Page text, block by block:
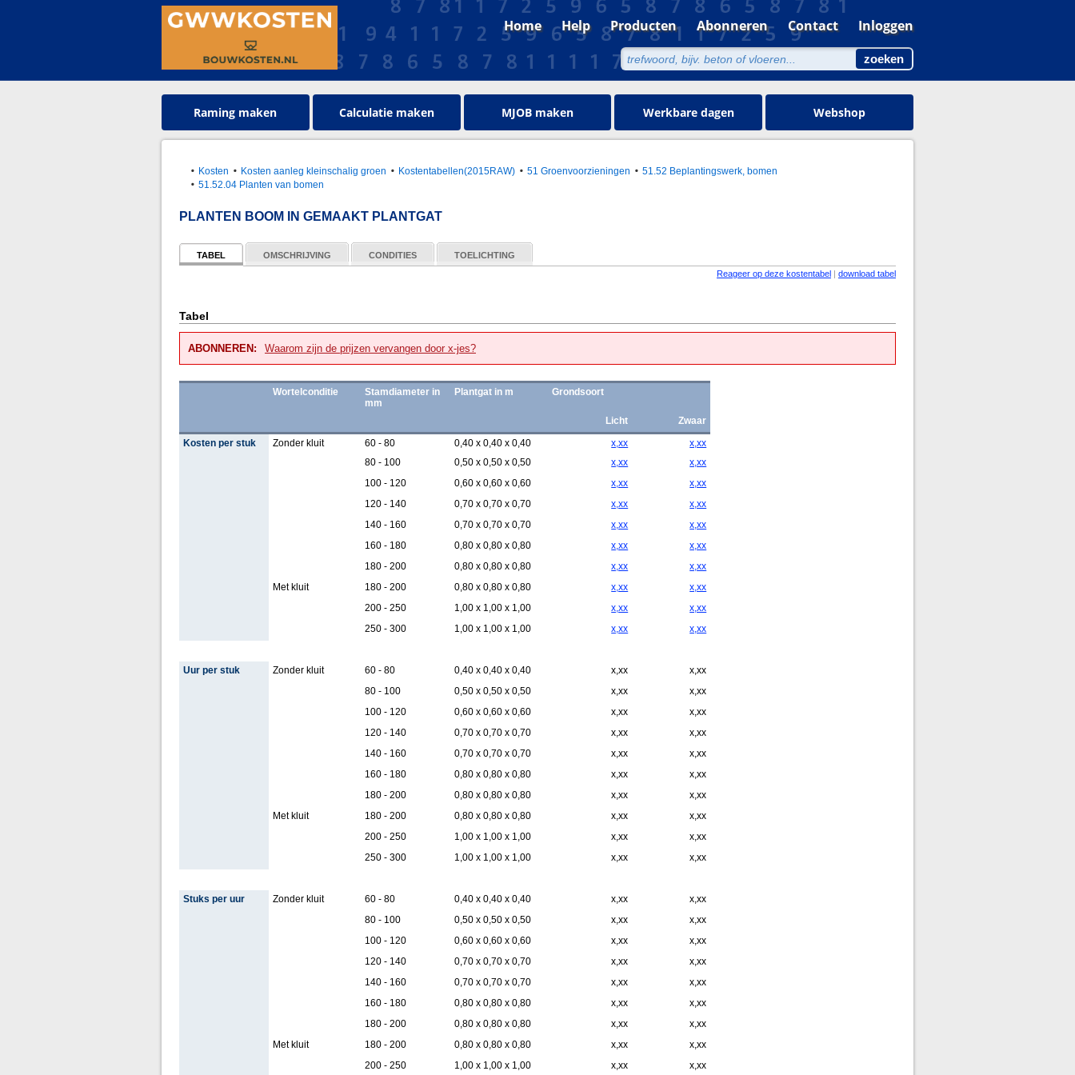
Home Help Producten Abonneren Contact Inloggen
Raming maken Calculatie maken MJOB maken Werkbare dagen Webshop
Kosten Kosten aanleg kleinschalig groen Kostentabellen(2015RAW) 51 Groenvoorzieningen
51.52 Beplantingswerk, bomen
51.52.04 Planten van bomen
PLANTEN BOOM IN GEMAAKT PLANTGAT
TABEL OMSCHRIJVING CONDITIES
TOELICHTING
Reageer op deze kostentabel | download tabel
Tabel
ABONNEREN: Waarom zijn de prijzen vervangen door x-jes?
Wortelconditie
Stamdiameter in
mm
Plantgat in m Grondsoort
Licht
Zwaar
Kosten per stuk
Zonder kluit 60 - 80 0,40 x 0,40 x 0,40 x,xx
x,xx
80 - 100
0,50 x 0,50 x 0,50 x,xx
x,xx
100 - 120
0,60 x 0,60 x 0,60 x,xx
x,xx
120 - 140
0,70 x 0,70 x 0,70 x,xx
x,xx
140 - 160
0,70 x 0,70 x 0,70 x,xx
x,xx
160 - 180
0,80 x 0,80 x 0,80 x,xx
x,xx
180 - 200
0,80 x 0,80 x 0,80 x,xx
x,xx
Met kluit
180 - 200 0,80 x 0,80 x 0,80 x,xx
x,xx
200 - 250
1,00 x 1,00 x 1,00 x,xx
x,xx
250 - 300
1,00 x 1,00 x 1,00 x,xx x,xx
Uur per stuk Zonder kluit 60 - 80 0,40 x 0,40 x 0,40 x,xx
x,xx
80 - 100
0,50 x 0,50 x 0,50 x,xx
x,xx
100 - 120
0,60 x 0,60 x 0,60 x,xx
x,xx
120 - 140
0,70 x 0,70 x 0,70 x,xx
x,xx
140 - 160
0,70 x 0,70 x 0,70 x,xx
x,xx
160 - 180
0,80 x 0,80 x 0,80 x,xx
x,xx
180 - 200
0,80 x 0,80 x 0,80 x,xx
x,xx
Met kluit
180 - 200 0,80 x 0,80 x 0,80 x,xx
x,xx
200 - 250
1,00 x 1,00 x 1,00 x,xx
x,xx
250 - 300
1,00 x 1,00 x 1,00 x,xx x,xx
Stuks per uur Zonder kluit 60 - 80 0,40 x 0,40 x 0,40 x,xx
x,xx
80 - 100
0,50 x 0,50 x 0,50 x,xx
x,xx
100 - 120
0,60 x 0,60 x 0,60 x,xx
x,xx
120 - 140
0,70 x 0,70 x 0,70 x,xx
x,xx
140 - 160
0,70 x 0,70 x 0,70 x,xx
x,xx
160 - 180
0,80 x 0,80 x 0,80 x,xx
x,xx
180 - 200
0,80 x 0,80 x 0,80 x,xx
x,xx
Met kluit
180 - 200 0,80 x 0,80 x 0,80 x,xx
x,xx
200 - 250
1,00 x 1,00 x 1,00 x,xx x,xx